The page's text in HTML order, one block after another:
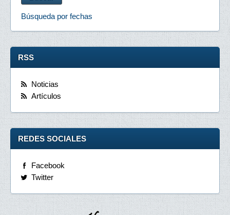
Búsqueda por fechas
RSS
Noticias
Artículos
REDES SOCIALES
Facebook
Twitter